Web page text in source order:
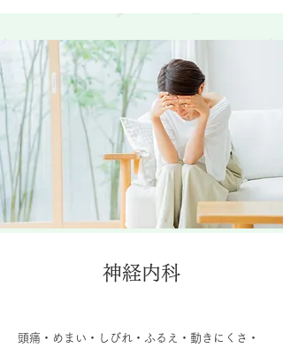
神経内科
頭痛・めまい・しびれ・ふるえ・動きにくさ・